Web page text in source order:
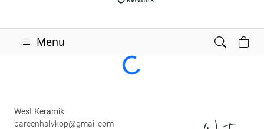
Menu
Loading...
West Keramik
bareenhalvkop@gmail.com